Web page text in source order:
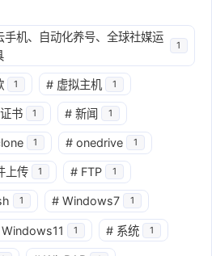
机、自动化养号、全球社媒运
1
1 # 虚拟主机 1
书 1 # 新闻 1
1 # onedrive 1
上传 1 # FTP 1
1 # Windows7 1
Windows11 1 # 系统 1